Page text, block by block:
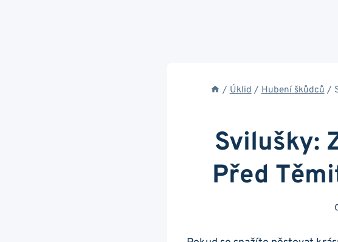
/ Úklid / Hubení škůdců /
Svilušky:
Před